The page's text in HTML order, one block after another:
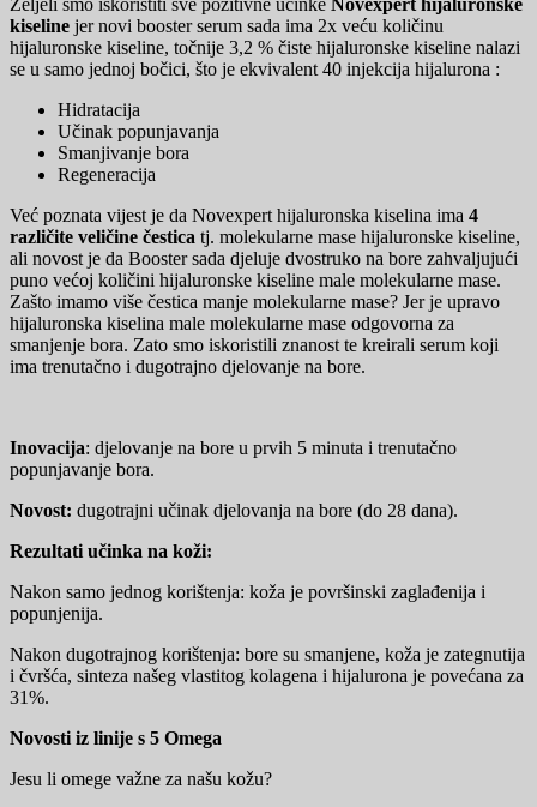
kiseline jer novi booster serum sada ima 2x veću količinu
hijaluronske kiseline, točnije 3,2 % čiste hijaluronske kiseline nalazi
se u samo jednoj bočici, što je ekvivalent 40 injekcija hijalurona :
Hidratacija
Učinak popunjavanja
Smanjivanje bora
Regeneracija
Već poznata vijest je da Novexpert hijaluronska kiselina ima 4
različite veličine čestica tj. molekularne mase hijaluronske kiseline,
ali novost je da Booster sada djeluje dvostruko na bore zahvaljujući
puno većoj količini hijaluronske kiseline male molekularne mase.
Zašto imamo više čestica manje molekularne mase? Jer je upravo
hijaluronska kiselina male molekularne mase odgovorna za
smanjenje bora. Zato smo iskoristili znanost te kreirali serum koji
ima trenutačno i dugotrajno djelovanje na bore.
Inovacija: djelovanje na bore u prvih 5 minuta i trenutačno
popunjavanje bora.
Novost: dugotrajni učinak djelovanja na bore (do 28 dana).
Rezultati učinka na koži:
Nakon samo jednog korištenja: koža je površinski zaglađenija i
popunjenija.
Nakon dugotrajnog korištenja: bore su smanjene, koža je zategnutija
i čvršća, sinteza našeg vlastitog kolagena i hijalurona je povećana za
31%.
Novosti iz linije s 5 Omega
Jesu li omege važne za našu kožu?